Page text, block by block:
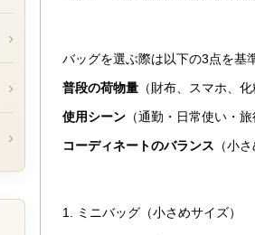
›
›
›
バッグを選ぶ際は以下の3点を基
普段の荷物量 （財布、スマホ、
使用シーン （通勤・日常使い・旅
コーディネートのバランス （小
1. ミニバッグ（小さめサイズ）